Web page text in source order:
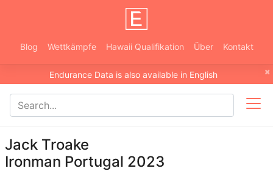
Blog Wettkämpfe Hawaii Qualifikation Über Kontakt
×
Endurance Data is also available in English
Jack Troake
Ironman Portugal 2023